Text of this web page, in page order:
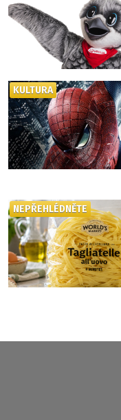
KULTURA
NEPŘEHLÉDNĚTE